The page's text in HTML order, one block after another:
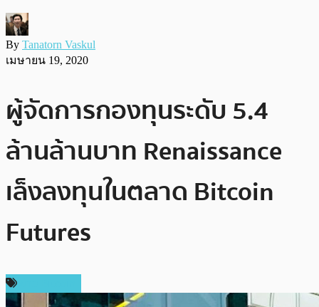
By Tanatorn Vaskul
เมษายน 19, 2020
ผู้จัดการกองทุนระดับ 5.4
ล้านล้านบาท Renaissance
เล็งลงทุนในตลาด Bitcoin
Futures